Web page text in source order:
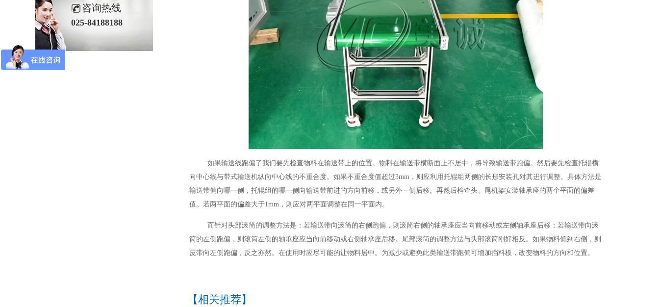
如果输送线跑偏了我们要先检查物料在输送带上的位置。物料在输送带横断面上不居中，将导致输送带跑偏。然后要先检查托辊横
向中心线与带式输送机纵向中心线的不重合度。如果不重合度值超过3mm ，则应利用托辊组两侧的长形安装孔对其进行调整。具体方法是
输送带偏向哪一侧，托辊组的哪一侧向输送带前进的方向前移，或另外一侧后移。再然后检查头、尾机架安装轴承座的两个平面的偏差
值。若两平面的偏差大于1mm ，则应对两平面调整在同一平面内。
而针对头部滚筒的调整方法是：若输送带向滚筒的右侧跑偏，则滚筒右侧的轴承座应当向前移动或左侧轴承座后移；若输送带向滚
筒的左侧跑偏，则滚筒左侧的轴承座应当向前移动或右侧轴承座后移。尾部滚筒的调整方法与头部滚筒刚好相反。如果物料偏到右侧，则
皮带向左侧跑偏，反之亦然。在使用时应尽可能的让物料居中。为减少或避免此类输送带跑偏可增加挡料板，改变物料的方向和位置。
【相关推荐】
咨询热线
025-84188188